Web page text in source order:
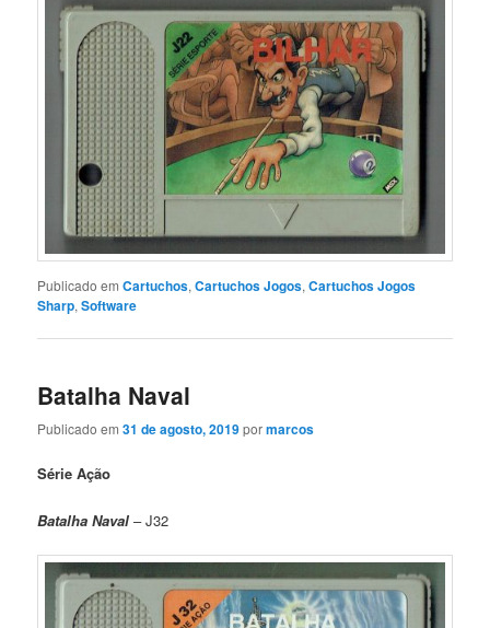
Publicado em Cartuchos,Cartuchos Jogos,Cartuchos Jogos
Sharp,Software
Batalha Naval
Publicado em31 de agosto, 2019pormarcos
Série Ação
Batalha Naval – J32